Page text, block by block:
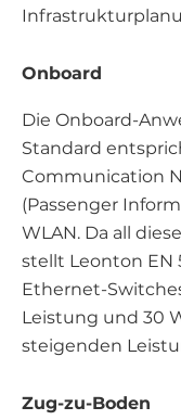
Onboard
Die Onboard-
Standard
Communication
(Passenger
WLAN. Da all
stellt Leonton EN
Ethernet-
Leistung und 30
steigenden
Zug-zu-Boden